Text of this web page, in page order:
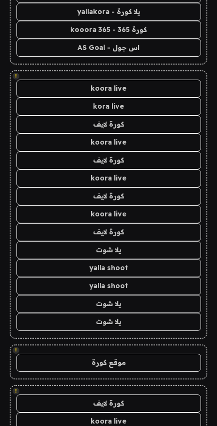
يلا كورة - yallakora
كورة 365 - kooora 365
اس جول - AS Goal
!
koora live
kora live
كورة لايف
koora live
كورة لايف
koora live
كورة لايف
koora live
كورة لايف
يلا شوت
yalla shoot
yalla shoot
يلا شوت
يلا شوت
!
موقع كورة
!
كورة لايف
koora live